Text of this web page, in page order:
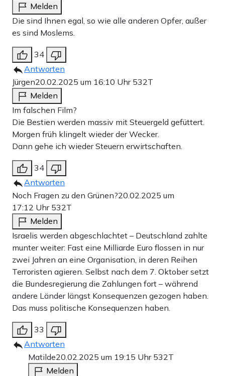
Melden
Die sind Ihnen egal, so wie alle anderen Opfer, außer
es sind Moslems.
34
Antworten
Jürgen20.02.2025 um 16:10 Uhr 532T
Melden
Im falschen Film?
Die Bestien werden massiv mit Steuergeld gefüttert.
Morgen früh klingelt wieder der Wecker.
Dann gehe ich wieder Steuern erwirtschaften.
34
Antworten
Noch Fragen zu den Grünen?20.02.2025 um
17:12 Uhr 532T
Melden
Israelis werden abgeschlachtet – Deutschland zahlte
munter weiter: Fast eine Milliarde Euro flossen in nur
zwei Jahren an eine Organisation, in deren Reihen
Terroristen agieren. Selbst nach dem 7. Oktober setzt
die Bundesregierung die Zahlungen fort – während
andere Länder längst Konsequenzen gezogen haben.
Das muss politische Konsequenzen haben.
33
Antworten
Matilde20.02.2025 um 19:15 Uhr 532T
Melden